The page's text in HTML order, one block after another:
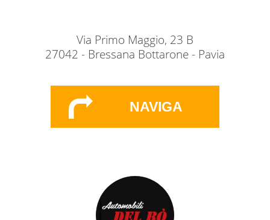
NAVIGA
Via Primo Maggio, 23 B
27042 - Bressana Bottarone - Pavia